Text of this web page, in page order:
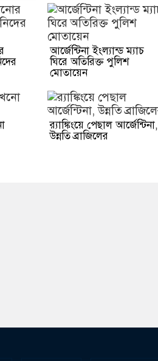
আর্জেন্টিনা ইংল্যান্ড ম্যাচ
ঘিরে অতিরিক্ত পুলিশ
মোতায়েন
র‌্যাঙ্কিংয়ে পেছাল আর্জেন্টিনা,
উন্নতি ব্রাজিলের